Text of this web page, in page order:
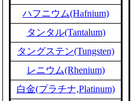
ハフニウム(Hafnium)
タンタル(Tantalum)
タングステン(Tungsten)
レニウム(Rhenium)
白金(プラチナ,Platinum)